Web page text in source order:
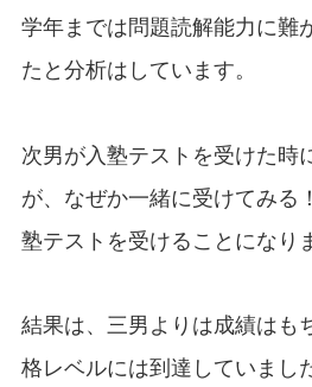
学年までは問題読解能力に難
たと分析はしています。
次男が入塾テストを受けた時
が、なぜか一緒に受けてみる
塾テストを受けることになり
結果は、三男よりは成績はも
格レベルには到達していまし